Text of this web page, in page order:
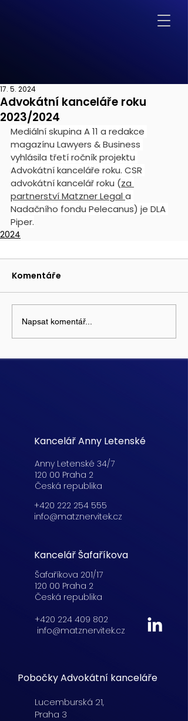
Advokátní kanceláře roku
2023/2024
17. 5. 2024
Mediální skupina A 11 a redakce
magazínu Lawyers & Business
vyhlásila třetí ročník projektu
Advokátní kanceláře roku. CSR
advokátní kancelář roku (za
partnerství Matzner Legal a
Nadačního fondu Pelecanus) je DLA
Piper.
2024
Komentáře
Napsat komentář...
Kancelář Anny Letenské
Anny Letenské 34/7
120 00 Praha 2
Česká republika
+420 222 254 555
info@matznervitek.cz
Kancelář Šafaříkova
Šafaříkova 201/17
120 00 Praha 2
Česká republika
+420 224 409 802
info@matznervitek.cz
Pobočky Advokátní kanceláře
Lucemburská 21,
Praha 3